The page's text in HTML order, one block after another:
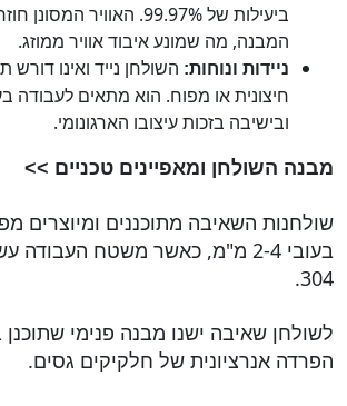
ביעילות של 99.97%. האוויר
המבנה, מה שמונע איבוד אוויר ממוזג.
ניידות ונוחות: השולחן נייד ואינו
חיצונית או מפוח. הוא מתאים לעבודה
ובישיבה בזכות עיצובו הארגונומי.
מבנה השולחן ומאפיינים טכניים >>
שולחנות השאיבה מתוכננים ומיוצרים
בעובי 2-4 מ"מ, כאשר משטח העבודה
304.
לשולחן שאיבה ישנו מבנה פנימי שתוכנן
הפרדה אנרציונית של חלקיקים גסים.